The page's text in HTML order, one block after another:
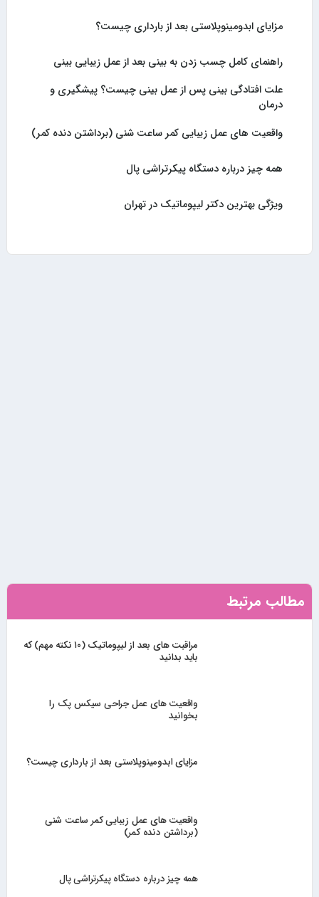
مزایای ابدومینوپلاستی بعد از بارداری چیست؟
راهنمای کامل چسب زدن به بینی بعد از عمل زیبایی بینی
علت افتادگی بینی پس از عمل بینی چیست؟ پیشگیری و
درمان
واقعیت های عمل زیبایی کمر ساعت شنی (برداشتن دنده کمر)
همه چیز درباره دستگاه پیکرتراشی پال
ویژگی بهترین دکتر لیپوماتیک در تهران
مطالب مرتبط
مراقبت های بعد از لیپوماتیک (۱۰ نکته مهم) که
باید بدانید
واقعیت های عمل جراحی سیکس پک را
بخوانید
مزایای ابدومینوپلاستی بعد از بارداری چیست؟
واقعیت های عمل زیبایی کمر ساعت شنی
(برداشتن دنده کمر)
همه چیز درباره دستگاه پیکرتراشی پال